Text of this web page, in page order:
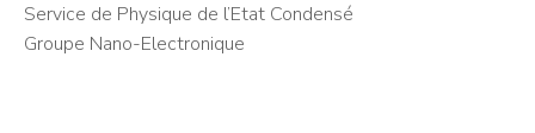
Service de Physique de l’Etat Condensé
Groupe Nano-Electronique